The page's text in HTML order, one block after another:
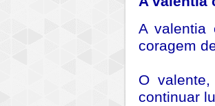
A valentia
coragem
O
continuar